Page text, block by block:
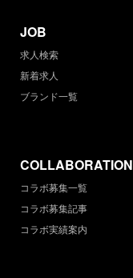
JOB
求人検索
新着求人
ブランド一覧
COLLABORATION
コラボ募集一覧
コラボ募集記事
コラボ実績案内